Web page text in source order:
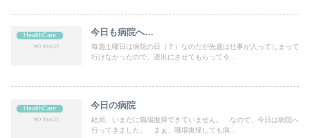
HealthCare 今日も病院へ…
毎週土曜日は病院の日（？）なのだが先週は仕事が入ってしまって
行けなかったので、遅出にさせてもらって今...
HealthCare 今日の病院
結局、いまだに職場復帰できていません。 なので、今日は病院へ
行ってきました。 まぁ、職場復帰しても病...